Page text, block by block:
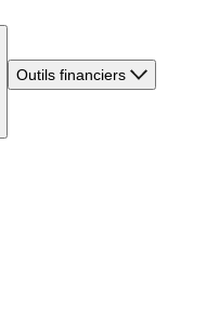
Outils financiers